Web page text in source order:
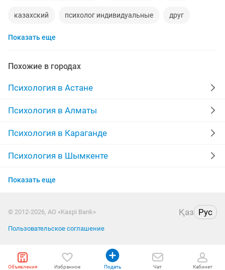
казахский психолог индивидуальные друг
индивидуальный
психология взрослый
внутренние работы дипломированный психолог
запись тех русский язык
сделать лицо поиск работы
психология отношений
Показать еще
Похожие в городах
Психология в Астане
Психология в Алматы
Психология в Караганде
Психология в Шымкенте
Психология в Усть-Каменогорске
Психология в Актау
Показать еще
© 2012-2026, АО «Kaspi Bank» Қаз Рус
Пользовательское соглашение
Объявления Избранное Подать Чат Кабинет